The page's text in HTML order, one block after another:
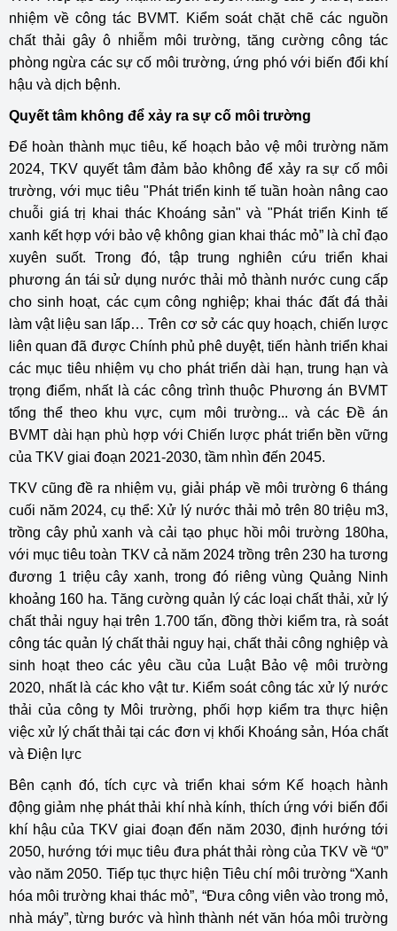
nhiệm về công tác BVMT. Kiểm soát chặt chẽ các nguồn
chất thải gây ô nhiễm môi trường, tăng cường công tác
phòng ngừa các sự cố môi trường, ứng phó với biến đổi khí
hậu và dịch bệnh.
Quyết tâm không để xảy ra sự cố môi trường
Để hoàn thành mục tiêu, kế hoạch bảo vệ môi trường năm
2024, TKV quyết tâm đảm bảo không để xảy ra sự cố môi
trường, với mục tiêu "Phát triển kinh tế tuần hoàn nâng cao
chuỗi giá trị khai thác Khoáng sản" và "Phát triển Kinh tế
xanh kết hợp với bảo vệ không gian khai thác mỏ” là chỉ đạo
xuyên suốt. Trong đó, tập trung nghiên cứu triển khai
phương án tái sử dụng nước thải mỏ thành nước cung cấp
cho sinh hoạt, các cụm công nghiệp; khai thác đất đá thải
làm vật liệu san lấp… Trên cơ sở các quy hoạch, chiến lược
liên quan đã được Chính phủ phê duyệt, tiến hành triển khai
các mục tiêu nhiệm vụ cho phát triển dài hạn, trung hạn và
trọng điểm, nhất là các công trình thuộc Phương án BVMT
tổng thể theo khu vực, cụm môi trường... và các Đề án
BVMT dài hạn phù hợp với Chiến lược phát triển bền vững
của TKV giai đoạn 2021-2030, tầm nhìn đến 2045.
TKV cũng đề ra nhiệm vụ, giải pháp về môi trường 6 tháng
cuối năm 2024, cụ thể: Xử lý nước thải mỏ trên 80 triệu m3,
trồng cây phủ xanh và cải tạo phục hồi môi trường 180ha,
với mục tiêu toàn TKV cả năm 2024 trồng trên 230 ha tương
đương 1 triệu cây xanh, trong đó riêng vùng Quảng Ninh
khoảng 160 ha. Tăng cường quản lý các loại chất thải, xử lý
chất thải nguy hại trên 1.700 tấn, đồng thời kiểm tra, rà soát
công tác quản lý chất thải nguy hại, chất thải công nghiệp và
sinh hoạt theo các yêu cầu của Luật Bảo vệ môi trường
2020, nhất là các kho vật tư. Kiểm soát công tác xử lý nước
thải của công ty Môi trường, phối hợp kiểm tra thực hiện
việc xử lý chất thải tại các đơn vị khối Khoáng sản, Hóa chất
và Điện lực
Bên cạnh đó, tích cực và triển khai sớm Kế hoạch hành
động giảm nhẹ phát thải khí nhà kính, thích ứng với biến đổi
khí hậu của TKV giai đoạn đến năm 2030, định hướng tới
2050, hướng tới mục tiêu đưa phát thải ròng của TKV về “0”
vào năm 2050. Tiếp tục thực hiện Tiêu chí môi trường “Xanh
hóa môi trường khai thác mỏ”, “Đưa công viên vào trong mỏ,
nhà máy”, từng bước và hình thành nét văn hóa môi trường